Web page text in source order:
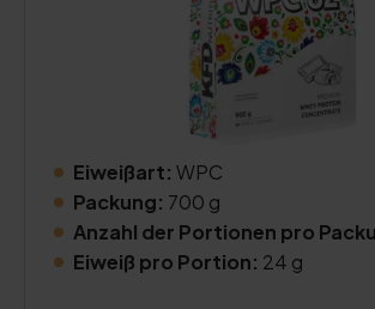
Eiweißart: WPC
Packung: 700 g
Anzahl der Portionen pro
Eiweiß pro Portion: 24 g